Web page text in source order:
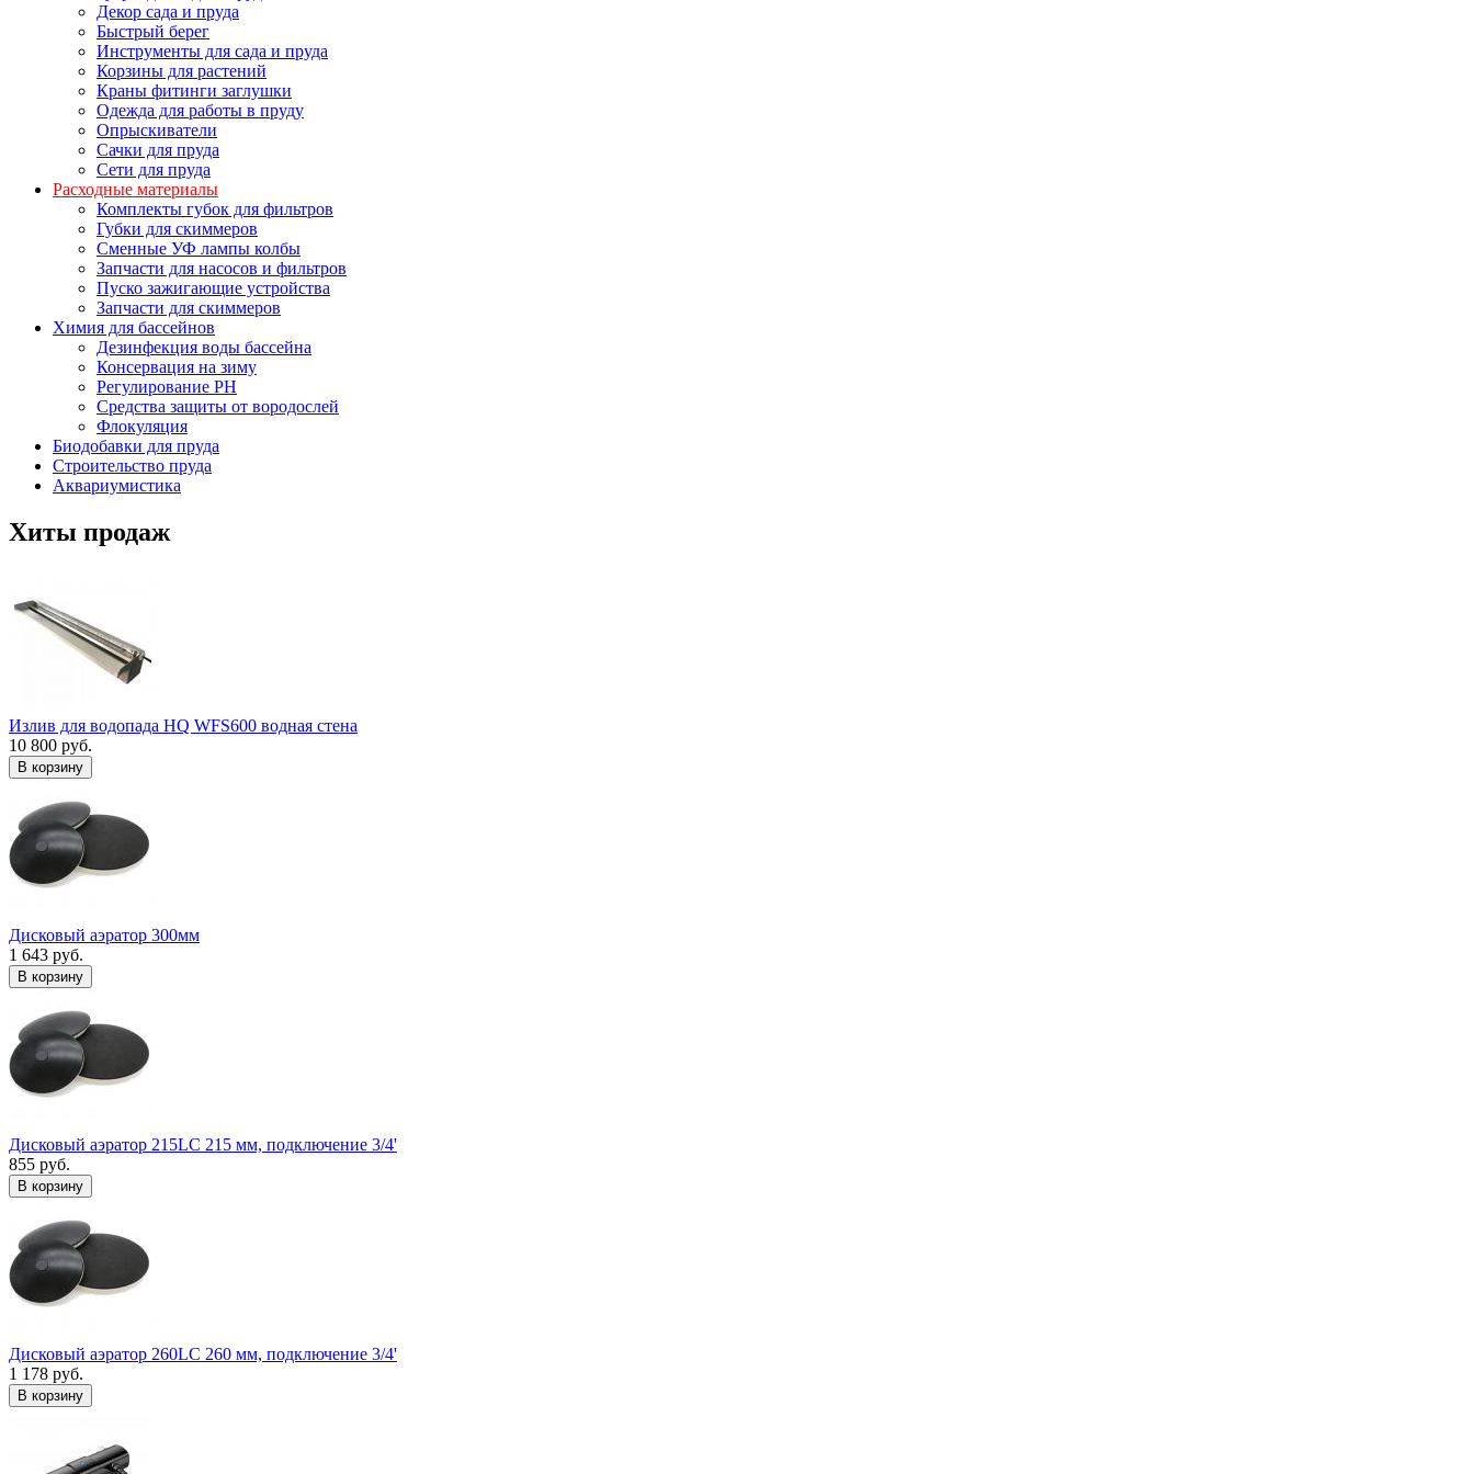
Декор сада и пруда
Быстрый берег
Инструменты для сада и пруда
Корзины для растений
Краны фитинги заглушки
Одежда для работы в пруду
Опрыскиватели
Сачки для пруда
Сети для пруда
Расходные материалы
Комплекты губок для фильтров
Губки для скиммеров
Сменные УФ лампы колбы
Запчасти для насосов и фильтров
Пуско зажигающие устройства
Запчасти для скиммеров
Химия для бассейнов
Дезинфекция воды бассейна
Консервация на зиму
Регулирование PH
Средства защиты от вородослей
Флокуляция
Биодобавки для пруда
Строительство пруда
Аквариумистика
Хиты продаж
Излив для водопада HQ WFS600 водная стена
10 800 руб.
В корзину
Дисковый аэратор 300мм
1 643 руб.
В корзину
Дисковый аэратор 215LC 215 мм, подключение 3/4'
855 руб.
В корзину
Дисковый аэратор 260LC 260 мм, подключение 3/4'
1 178 руб.
В корзину